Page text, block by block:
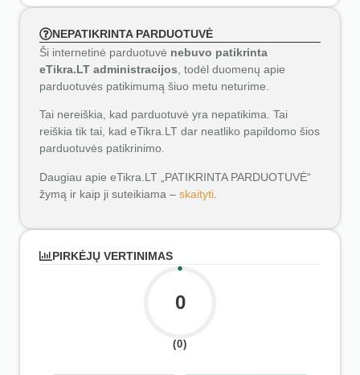
NEPATIKRINTA PARDUOTUVĖ
Ši internetinė parduotuvė nebuvo patikrinta
eTikra.LT administracijos , todėl duomenų apie
parduotuvės patikimumą šiuo metu neturime.
Tai nereiškia, kad parduotuvė yra nepatikima. Tai
reiškia tik tai, kad eTikra.LT dar neatliko papildomo šios
parduotuvės patikrinimo.
Daugiau apie eTikra.LT „PATIKRINTA PARDUOTUVĖ“
žymą ir kaip ji suteikiama – skaityti
PIRKĖJŲ VERTINIMAS
0
(0)